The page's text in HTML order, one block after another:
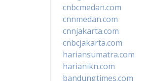
cnbcmedan.com
cnnmedan.com
cnnjakarta.com
cnbcjakarta.com
hariansumatra.com
harianikn.com
bandungtimes.com